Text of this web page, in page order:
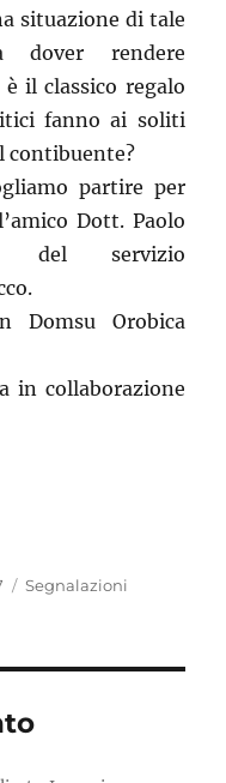
situazione di tale
dover rendere
il classico regalo
fanno ai soliti
contibuente?
partire per
Dott. Paolo
del servizio
Domsu Orobica
in collaborazione
Categorie
Segnalazioni